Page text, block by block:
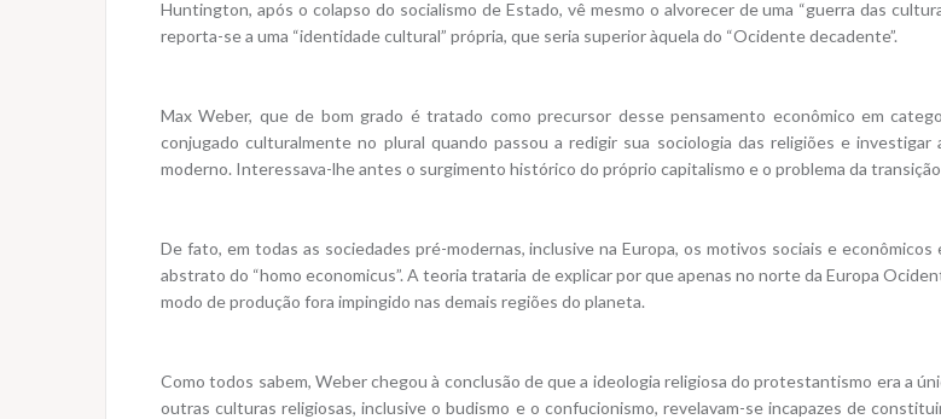
Huntington, após o colapso do socialismo de Estado, vê mesmo o alvorecer de uma “guerra das
reporta-se a uma “identidade cultural” própria, que seria superior àquela do “Ocidente decadente”.
Max Weber, que de bom grado é tratado como precursor desse pensamento econômico em
conjugado culturalmente no plural quando passou a redigir sua sociologia das religiões e
moderno. Interessava-lhe antes o surgimento histórico do próprio capitalismo e o problema da
De fato, em todas as sociedades pré-modernas, inclusive na Europa, os motivos sociais e
abstrato do “homo economicus”. A teoria trataria de explicar por que apenas no norte da Europa
modo de produção fora impingido nas demais regiões do planeta.
Como todos sabem, Weber chegou à conclusão de que a ideologia religiosa do protestantismo era a
outras culturas religiosas, inclusive o budismo e o confucionismo, revelavam-se incapazes de